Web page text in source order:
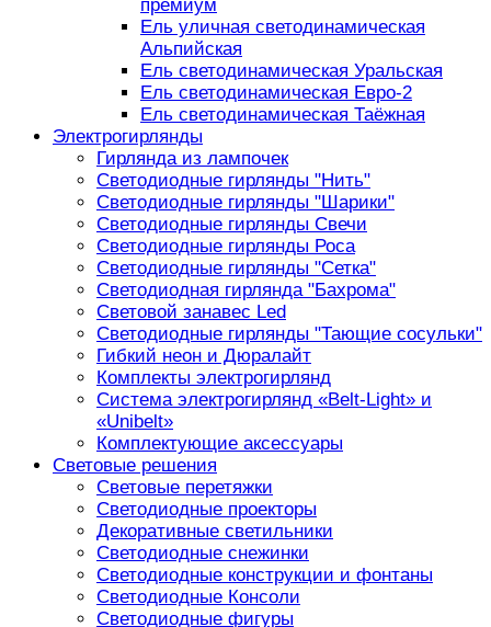
премиум
Ель уличная светодинамическая
Альпийская
Ель светодинамическая Уральская
Ель светодинамическая Евро-2
Ель светодинамическая Таёжная
Электрогирлянды
Гирлянда из лампочек
Светодиодные гирлянды "Нить"
Светодиодные гирлянды "Шарики"
Светодиодные гирлянды Свечи
Светодиодные гирлянды Роса
Светодиодные гирлянды "Сетка"
Светодиодная гирлянда "Бахрома"
Световой занавес Led
Светодиодные гирлянды "Тающие сосульки"
Гибкий неон и Дюралайт
Комплекты электрогирлянд
Система электрогирлянд «Belt-Light» и
«Unibelt»
Комплектующие аксессуары
Световые решения
Световые перетяжки
Светодиодные проекторы
Декоративные светильники
Светодиодные снежинки
Светодиодные конструкции и фонтаны
Светодиодные Консоли
Светодиодные фигуры